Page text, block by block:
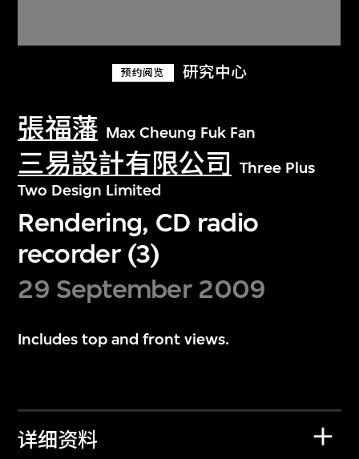
预约阅览 研究中心
張福藩 Max Cheung Fuk Fan
三易設計有限公司
Three Plus
Two Design Limited
Rendering, CD radio
recorder (3)
29 September 2009
Includes top and front views.
详细资料
关于M+藏品
探索世界顶级的二十及二十一世纪视觉
文化藏品。